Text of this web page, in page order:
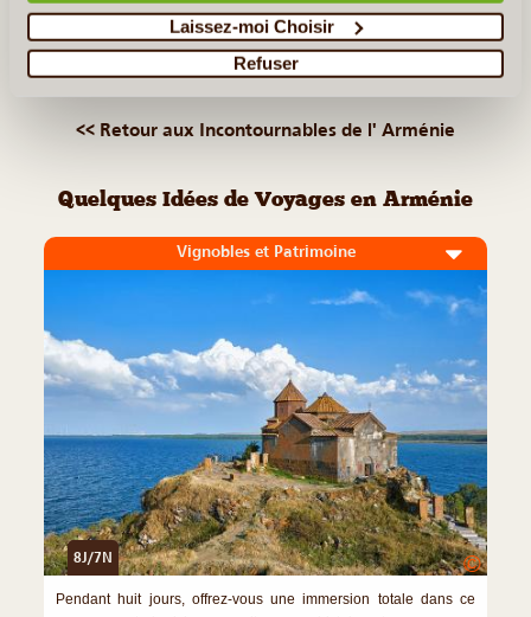
Laissez-moi Choisir
Refuser
Monastère de Haghpat
Les Khatchkars
<< Retour aux Incontournables de l' Arménie
Quelques Idées de Voyages en Arménie
Vignobles et Patrimoine
8J/7N ©
Pendant huit jours, offrez-vous une immersion totale dans ce